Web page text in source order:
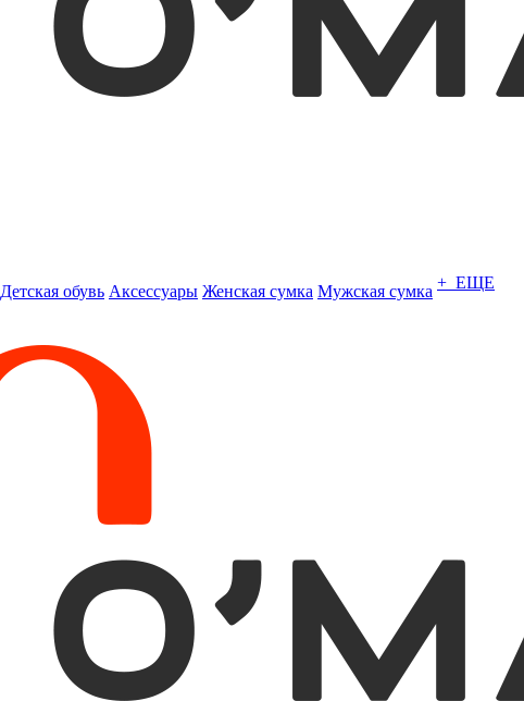
Детская обувь Аксессуары Женская сумка Мужская сумка + ЕЩЕ